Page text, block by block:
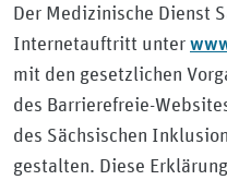
Der Medizinische Dienst
Internetauftritt unter
mit den gesetzlichen
des Barrierefreie-
des Sächsischen
gestalten. Diese